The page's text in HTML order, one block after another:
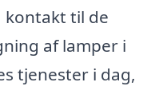
til de
af lamper i
tjenester i dag,